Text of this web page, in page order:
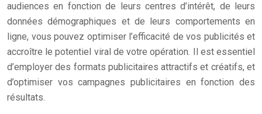
audiences en fonction de leurs centres d’intérêt, de leurs
données démographiques et de leurs comportements en
ligne, vous pouvez optimiser l’efficacité de vos publicités et
accroître le potentiel viral de votre opération. Il est essentiel
d’employer des formats publicitaires attractifs et créatifs, et
d’optimiser vos campagnes publicitaires en fonction des
résultats.